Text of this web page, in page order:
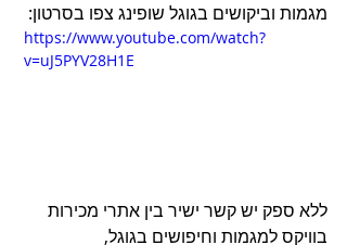
מגמות וביקושים בגוגל שופינג צפו בסרטון:
https://www.youtube.com/watch?
v=uJ5PYV28H1E
ללא ספק יש קשר ישיר בין אתרי מכירות
בוויקס למגמות וחיפושים בגוגל,